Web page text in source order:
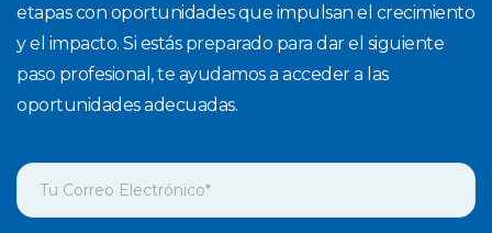
etapas con oportunidades que impulsan el crecimiento
y el impacto. Si estás preparado para dar el siguiente
paso profesional, te ayudamos a acceder a las
oportunidades adecuadas.